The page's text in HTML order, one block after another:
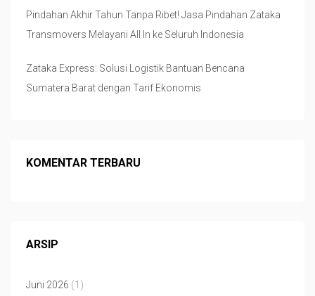
Pindahan Akhir Tahun Tanpa Ribet! Jasa Pindahan Zataka
Transmovers Melayani All In ke Seluruh Indonesia
Zataka Express: Solusi Logistik Bantuan Bencana
Sumatera Barat dengan Tarif Ekonomis
KOMENTAR TERBARU
ARSIP
Juni 2026 (1)